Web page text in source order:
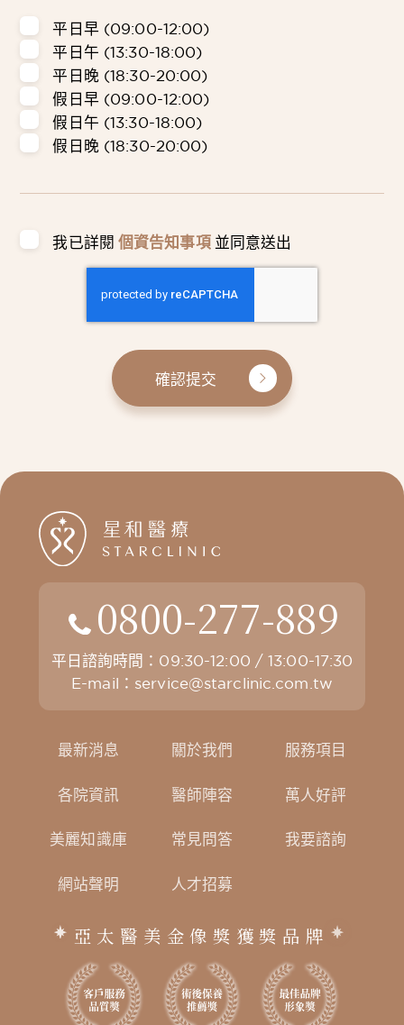
平日早 (09:00-12:00)
平日午 (13:30-18:00)
平日晚 (18:30-20:00)
假日早 (09:00-12:00)
假日午 (13:30-18:00)
假日晚 (18:30-20:00)
我已詳閱 個資告知事項 並同意送出
確認提交
0800-277-889
平日諮詢時間：09:30-12:00 / 13:00-17:30
E-mail： service@starclinic.com.tw
最新消息 關於我們 服務項目
各院資訊 醫師陣容 萬人好評
美麗知識庫 常見問答 我要諮詢
網站聲明 人才招募
亞太醫美金像獎獲獎品牌